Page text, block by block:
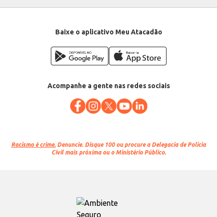
Baixe o aplicativo Meu Atacadão
Acompanhe a gente nas redes sociais
Racismo é crime. Denuncie. Disque 100 ou procure a Delegacia de Polícia
Civil mais próxima ou o Ministério Público.